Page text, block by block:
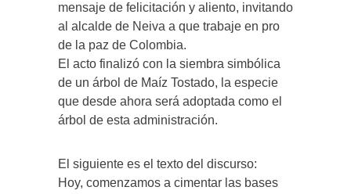
mensaje de felicitación y aliento, invitando
al alcalde de Neiva a que trabaje en pro
de la paz de Colombia.
El acto finalizó con la siembra simbólica
de un árbol de Maíz Tostado, la especie
que desde ahora será adoptada como el
árbol de esta administración.
El siguiente es el texto del discurso:
Hoy, comenzamos a cimentar las bases